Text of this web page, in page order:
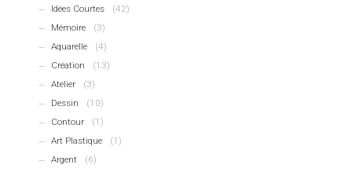
Idées Courtes
(42)
Mémoire
(3)
Aquarelle
(4)
Création
(13)
Atelier
(3)
Dessin
(10)
Contour
(1)
Art Plastique
(1)
Argent
(6)